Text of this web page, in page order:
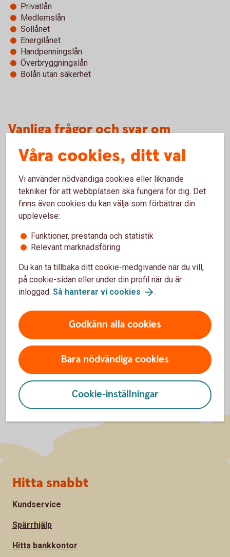
Privatlån
Medlemslån
Sollånet
Energilånet
Handpenningslån
Överbryggningslån
Bolån utan säkerhet
Vanliga frågor och svar om
ränteavdrag
Hur fungerar ränteavdraget?
Vad är ett lån utan säkerhet?
godkänna cookies för Funktioner, prestanda
och statistik.
Våra cookies, ditt val
Vi använder nödvändiga cookies eller liknande
tekniker för att webbplatsen ska fungera för dig. Det
finns även cookies du kan välja som förbättrar din
upplevelse:
Funktioner, prestanda och statistik
Relevant marknadsföring
Du kan ta tillbaka ditt cookie-medgivande när du vill,
på cookie-sidan eller under din profil när du är
inloggad. Så hanterar vi cookies .
Godkänn alla cookies
Bara nödvändiga cookies
Cookie-inställningar
Sidfot
Hitta snabbt
Kundservice
Spärrhjälp
Hitta bankkontor